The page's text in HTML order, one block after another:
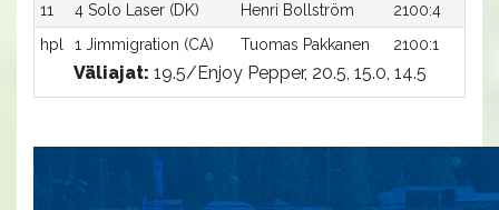
11
4 Solo Laser (DK) Henri Bollström 2100:4
hpl
1 Jimmigration (CA) Tuomas Pakkanen 2100:1
Väliajat: 19.5/Enjoy Pepper, 20.5, 15.0, 14.5